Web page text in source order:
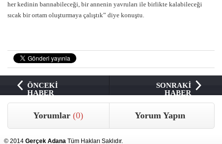
her kedinin barınabileceği, bir annenin yavruları ile birlikte kalabileceği
sıcak bir ortam oluşturmaya çalıştık” diye konuştu.
ÖNCEKİ
HABER
SONRAKİ
HABER
Yorumlar(0) Yorum Yapın
© 2014 Gerçek Adana Tüm Hakları Saklıdır.